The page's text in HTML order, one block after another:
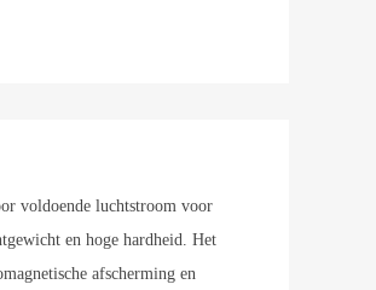
voldoende luchtstroom voor
en hoge hardheid. Het
afscherming en